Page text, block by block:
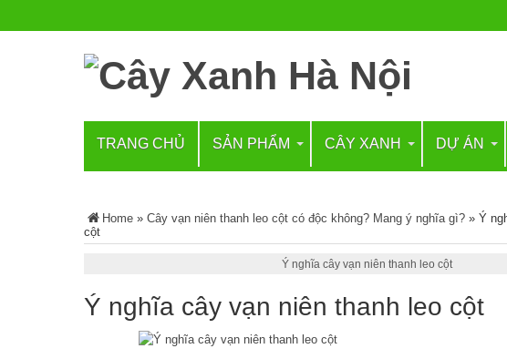
TRANG CHỦ SẢN PHẨM CÂY XANH DỰ ÁN
Home » Cây vạn niên thanh leo cột có độc không? Mang ý nghĩa gì? » Ý
cột
Ý nghĩa cây vạn niên thanh leo cột
Ý nghĩa cây vạn niên thanh leo cột